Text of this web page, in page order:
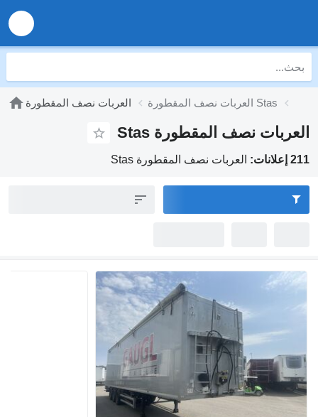
العربات نصف المقطورة العربات نصف المقطورة Stas
العربات نصف المقطورة Stas
211 إعلانات: العربات نصف المقطورة Stas